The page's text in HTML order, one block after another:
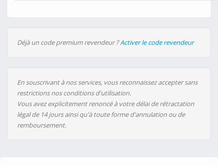
Déjà un code premium revendeur ?Activer le code revendeur
En souscrivant à nos services, vous reconnaissez accepter sans
restrictions nos conditions d'utilisation.
Vous avez explicitement renoncé à votre délai de rétractation
légal de 14 jours ainsi qu'à toute forme d'annulation ou de
remboursement.